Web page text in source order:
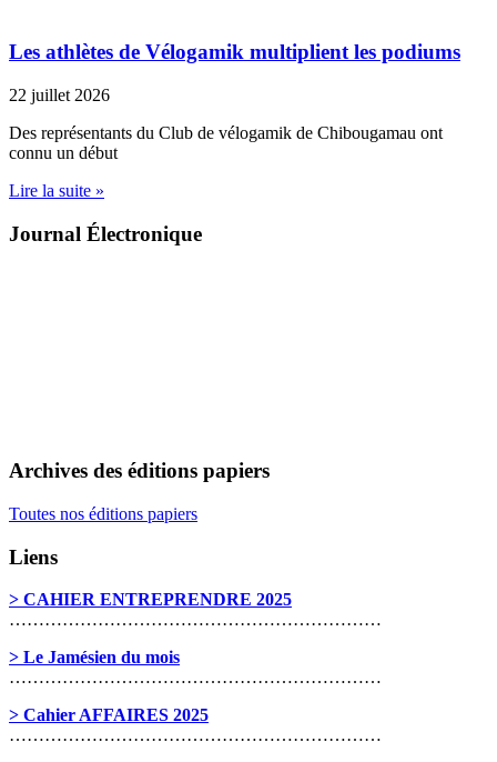
Les athlètes de Vélogamik multiplient les podiums
22 juillet 2026
Des représentants du Club de vélogamik de Chibougamau ont
connu un début
Lire la suite »
Journal Électronique
Archives des éditions papiers
Toutes nos éditions papiers
Liens
> CAHIER ENTREPRENDRE 2025
………………………………………………………
> Le Jamésien du mois
………………………………………………………
> Cahier AFFAIRES 2025
………………………………………………………